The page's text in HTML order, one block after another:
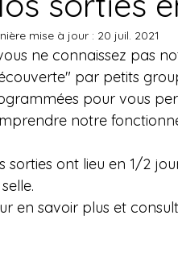
S'inscrire Liste d'attente
LIBRE SOIREE FESTIVE
mise à jour : 20 juil. 2021
ne connaissez pas
par petits
pour vous
notre
sorties ont lieu en 1/2
en savoir plus et